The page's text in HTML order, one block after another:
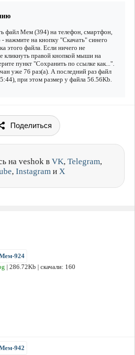
файл Мем (394) на телефон, смартфон,
нажмите на кнопку "Скачать" синего
этого файла. Если ничего не
кликнуть правой кнопкой мыши на
пункт "Сохранить по ссылке как...".
уже 76 раз(а). А последний раз файл
при этом размер у файла 56.56Kb.
Поделиться
на veshok в VK, Telegram,
, Instagram и X
924
| 286.72Kb | скачали: 160
942